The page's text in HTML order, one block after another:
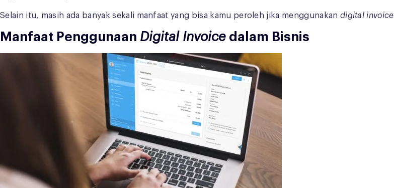
Selain itu, masih ada banyak sekali manfaat yang bisa kamu peroleh jika menggunakan digital invoice
Manfaat Penggunaan Digital Invoice dalam Bisnis